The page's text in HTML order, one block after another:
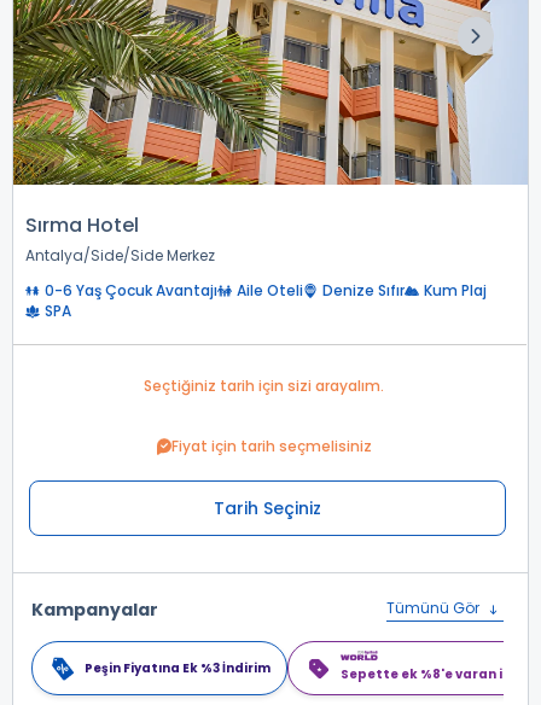
Sırma Hotel
Antalya Side Side Merkez
0-6 Yaş Çocuk Avantajı
Aile Oteli Denize Sıfır
Kum Plaj
SPA
Seçtiğiniz tarih için sizi arayalım.
Fiyat için tarih seçmelisiniz
Tarih Seçiniz
Kampanyalar Tümünü Gör
Peşin Fiyatına Ek %3 İndirim Sepette ek %8'e varan